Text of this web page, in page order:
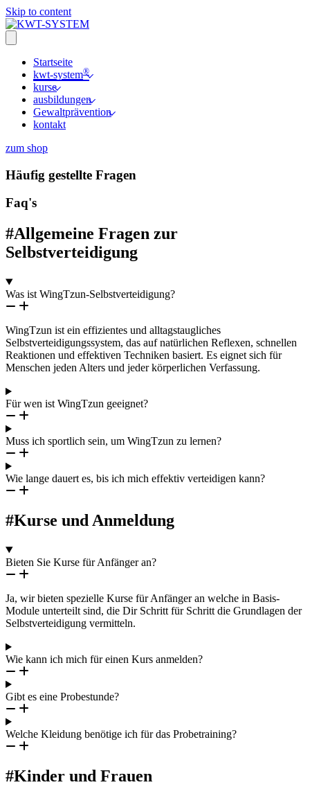
Skip to content
Startseite
kwt-system®
kurse
ausbildungen
Gewaltprävention
kontakt
zum shop
Häufig gestellte Fragen
Faq's
#Allgemeine Fragen zur
Selbstverteidigung
Was ist WingTzun-Selbstverteidigung?
WingTzun ist ein effizientes und alltagstaugliches
Selbstverteidigungssystem, das auf natürlichen Reflexen, schnellen
Reaktionen und effektiven Techniken basiert. Es eignet sich für
Menschen jeden Alters und jeder körperlichen Verfassung.
Für wen ist WingTzun geeignet?
Muss ich sportlich sein, um WingTzun zu lernen?
Wie lange dauert es, bis ich mich effektiv verteidigen kann?
#Kurse und Anmeldung
Bieten Sie Kurse für Anfänger an?
Ja, wir bieten spezielle Kurse für Anfänger an welche in Basis-
Module unterteilt sind, die Dir Schritt für Schritt die Grundlagen der
Selbstverteidigung vermitteln.
Wie kann ich mich für einen Kurs anmelden?
Gibt es eine Probestunde?
Welche Kleidung benötige ich für das Probetraining?
#Kinder und Frauen